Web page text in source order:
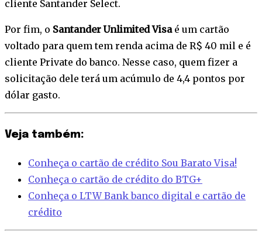
cliente Santander Select.
Por fim, o Santander Unlimited Visa é um cartão
voltado para quem tem renda acima de R$ 40 mil e é
cliente Private do banco. Nesse caso, quem fizer a
solicitação dele terá um acúmulo de 4,4 pontos por
dólar gasto.
Veja também:
Conheça o cartão de crédito Sou Barato Visa!
Conheça o cartão de crédito do BTG+
Conheça o LTW Bank banco digital e cartão de
crédito